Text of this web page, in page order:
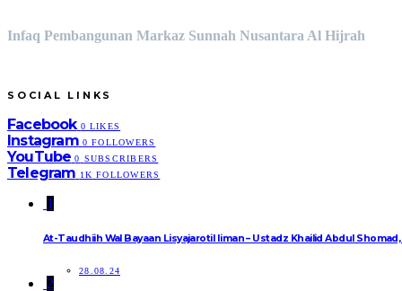
Infaq Pembangunan Markaz Sunnah Nusantara Al Hijrah
SOCIAL LINKS
Facebook 0 LIKES
Instagram 0 FOLLOWERS
YouTube 0 SUBSCRIBERS
Telegram 1K FOLLOWERS
1
At-Taudhiih Wal Bayaan Lisyajarotil Iiman – Ustadz Khailid Abdul Shomad,
28.08.24
2